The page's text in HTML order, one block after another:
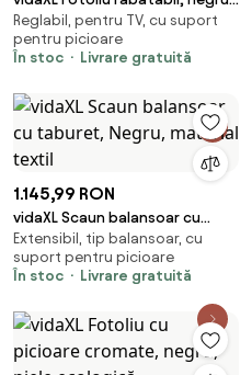
piele ecologică
Reglabil, pentru TV, cu suport
pentru picioare
În stoc
Livrare gratuită
1.145,99 RON
vidaXL Scaun balansoar cu
taburet, Negru, material textil
Extensibil, tip balansoar, cu
suport pentru picioare
În stoc
Livrare gratuită